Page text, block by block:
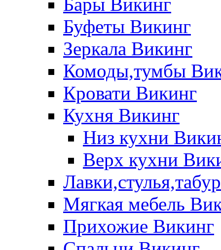
Бары Викинг
Буфеты Викинг
Зеркала Викинг
Комоды,тумбы
Кровати Викинг
Кухня Викинг
Низ кухни
Верх кухни
Мягкая мебель
Прихожие Викинг